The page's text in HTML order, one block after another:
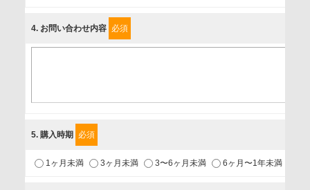
個人情報保護責任者
1.当社が取り扱う商品・サービスに関するご案内
2.当社が開催（主催・共催・協賛）するセミナーなど、各種イ
4. お問い合わせ内容 必須
5. 購入時期 必須
1ヶ月未満 3ヶ月未満 3〜6ヶ月未満 6ヶ月〜1年未満